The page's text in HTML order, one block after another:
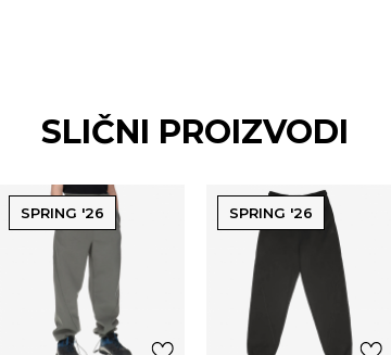
SLIČNI PROIZVODI
SPRING '26 SPRING '26